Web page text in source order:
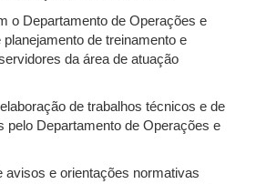
o Departamento de Operações e
de treinamento e
da área de atuação
de trabalhos técnicos e de
pelo Departamento de Operações e
avisos e orientações normativas